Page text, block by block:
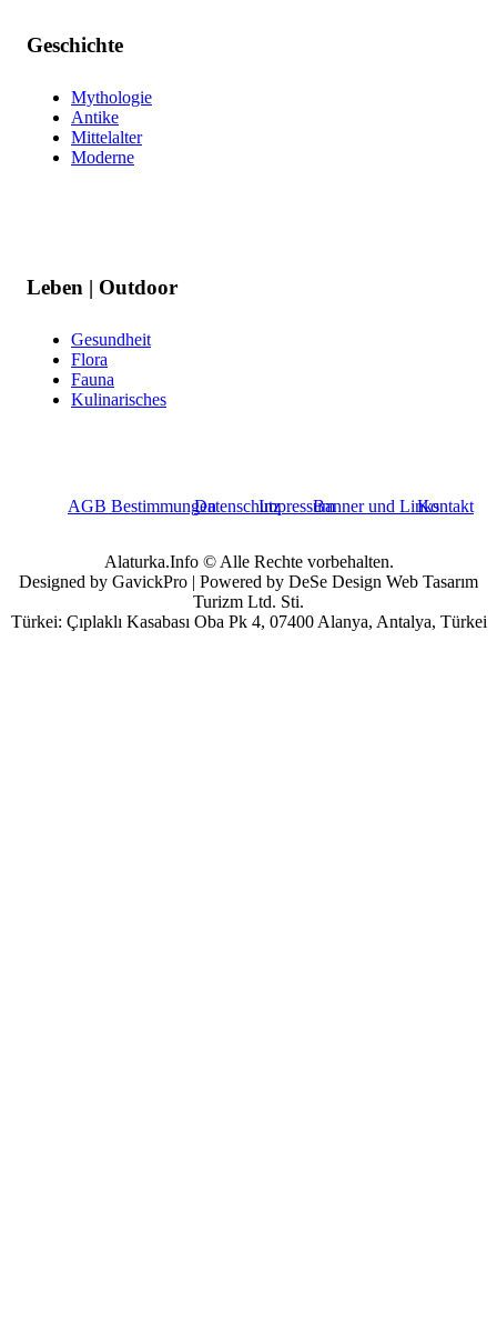
Geschichte
Mythologie
Antike
Mittelalter
Moderne
Leben | Outdoor
Gesundheit
Flora
Fauna
Kulinarisches
AGB BestimmungenDatenschutzImpressumBanner und LinksKontakt
Alaturka.Info © Alle Rechte vorbehalten.
Designed by GavickPro | Powered by DeSe Design Web Tasarım
Turizm Ltd. Sti.
Türkei: Çıplaklı Kasabası Oba Pk 4, 07400 Alanya, Antalya, Türkei